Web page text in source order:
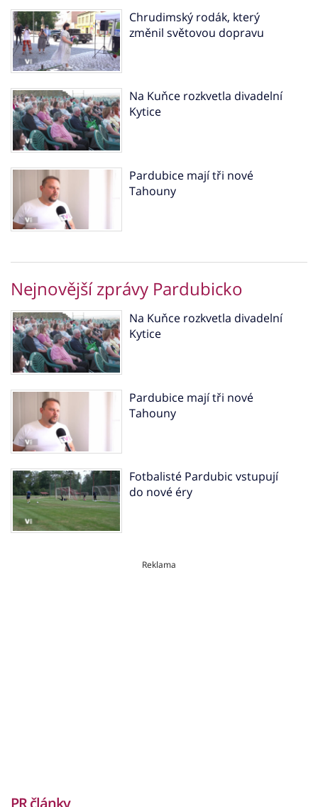
Chrudimský rodák, který
změnil světovou dopravu
Na Kuňce rozkvetla divadelní
Kytice
Pardubice mají tři nové
Tahouny
Nejnovější zprávy Pardubicko
Na Kuňce rozkvetla divadelní
Kytice
Pardubice mají tři nové
Tahouny
Fotbalisté Pardubic vstupují
do nové éry
Reklama
PR články